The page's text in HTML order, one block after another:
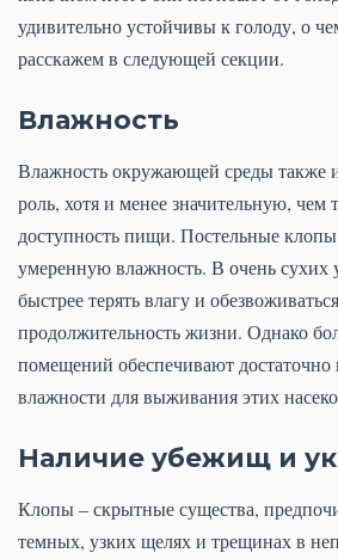
удивительно устойчивы к голоду, о
расскажем в следующей секции.
Влажность
Влажность окружающей среды также
роль, хотя и менее значительную, чем
доступность пищи. Постельные
умеренную влажность. В очень сухих
быстрее терять влагу и
продолжительность жизни. Однако
помещений обеспечивают
влажности для выживания этих
Наличие убежищ и
Клопы – скрытные существа,
темных, узких щелях и трещинах в